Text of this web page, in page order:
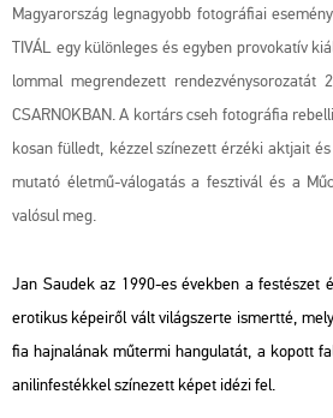
Ma­gyar­or­szág leg­na­gyobb fo­tog­rá­fi­ai
TI­VÁL egy kü­lön­le­ges és egy­ben pro­vo­ka­tív
lom­mal meg­ren­de­zett
CSAR­NOK­BAN. A kor­társ cseh fo­tog­rá­fia
ko­san fül­ledt, kéz­zel szí­ne­zett ér­zé­ki akt­ja­it
mu­ta­tó élet­mű-vá­lo­ga­tás a fesz­ti­vál és a
va­ló­sul meg.
Jan Sa­udek az 1990-es évek­ben a fes­té­szet
ero­ti­kus ké­pe­i­ről vált vi­lág­szer­te is­mert­té,
fia haj­na­lá­nak mű­ter­mi han­gu­la­tát, a ko­pott
ani­lin­fes­ték­kel szí­ne­zett képet idézi fel.